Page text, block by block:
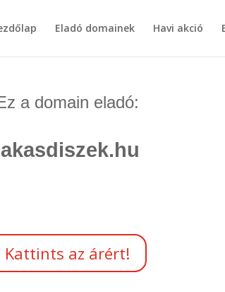
Eladó domainek Havi akció
a domain eladó:
Kattints az árért!